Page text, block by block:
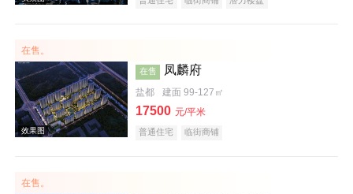
效果图
在售。
在售 凤麟府
盐都 建面 99-127㎡
17500 元/平米
普通住宅 临街商铺
在售。